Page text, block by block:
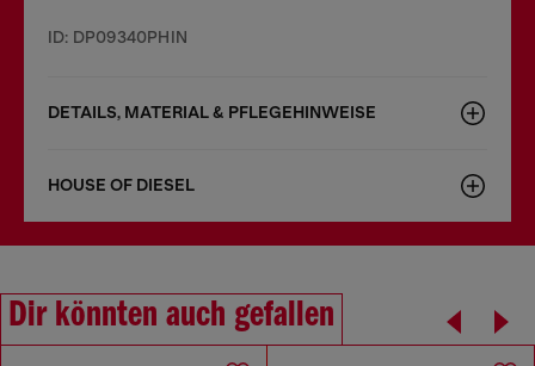
ID: DP09340PHIN
DETAILS, MATERIAL & PFLEGEHINWEISE
HOUSE OF DIESEL
Dir könnten auch gefallen